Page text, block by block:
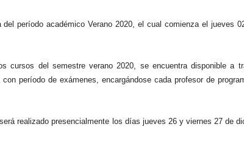
período académico Verano 2020, el cual comienza el jueves
cursos del semestre verano 2020, se encuentra disponible a
período de exámenes, encargándose cada profesor de
realizado presencialmente los días jueves 26 y viernes 27 de